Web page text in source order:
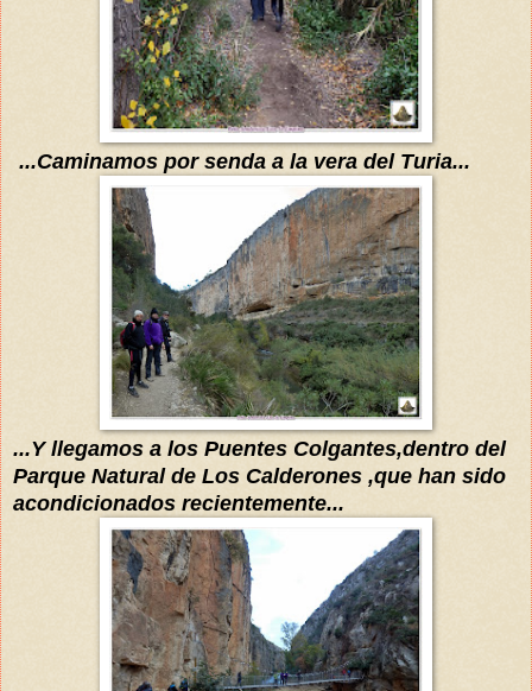
...Caminamos por senda a la vera del Turia...
...Y llegamos a los Puentes Colgantes,dentro del
Parque Natural de Los Calderones ,que han sido
acondicionados recientemente...